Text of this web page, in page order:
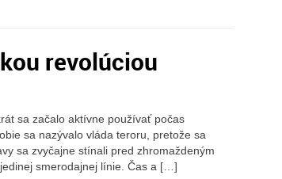
revolúciou
sa začalo aktívne používať počas
sa nazývalo vláda teroru, pretože sa
sa zvyčajne stínali pred zhromaždeným
smerodajnej línie. Čas a […]